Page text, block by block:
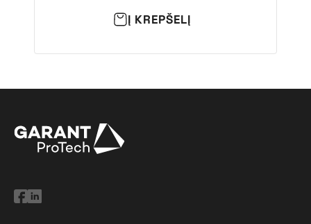
Į KREPŠELĮ